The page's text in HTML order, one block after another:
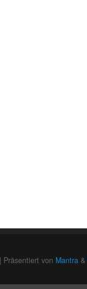
| Präsentiert von Mantra&